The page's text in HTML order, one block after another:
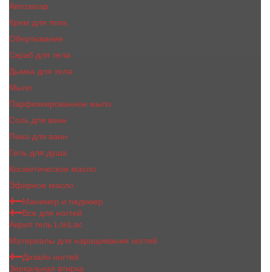
Автозагар
Крем для тела
Обертывание
Скраб для тела
Дымка для тела
Мыло
Парфюмированное мыло
Соль для ванн
Пена для ванн
Гель для душа
Косметическое масло
Эфирное масло
Маникюр и педикюр
Все для ногтей
Акрил гель LoriLac
Материалы для наращивания ногтей
Дизайн ногтей
Зеркальная втирка